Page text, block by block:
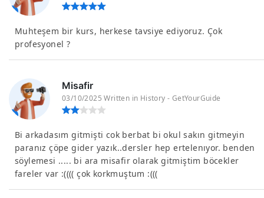
Muhteşem bir kurs, herkese tavsiye ediyoruz. Çok
profesyonel ?
Misafir
03/10/2025 Written in History - GetYourGuide
Bi arkadasım gitmişti cok berbat bi okul sakın gitmeyin
paranız çöpe gider yazık..dersler hep ertelenıyor. benden
söylemesi ..... bi ara misafir olarak gitmiştim böcekler
fareler var :(((( çok korkmuştum :(((